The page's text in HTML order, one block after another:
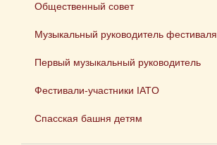
Общественный совет
Музыкальный руководитель фестиваля
Первый музыкальный руководитель
Фестивали-участники IATO
Спасская башня детям